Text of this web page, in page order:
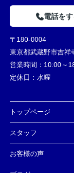
電話を
〒180-0004
東京都武蔵野市吉祥
営業時間： 10:00～
定休日： 水曜
トップページ
スタッフ
お客様の声